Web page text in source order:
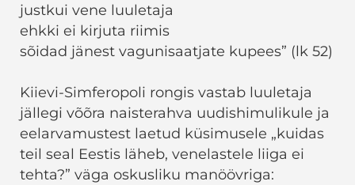
justkui vene luuletaja
ehkki ei kirjuta riimis
sõidad jänest vagunisaatjate kupees” (lk 52)
Kiievi-Simferopoli rongis vastab luuletaja
jällegi võõra naisterahva uudishimulikule ja
eelarvamustest laetud küsimusele „kuidas
teil seal Eestis läheb, venelastele liiga ei
tehta?” väga oskusliku manöövriga: